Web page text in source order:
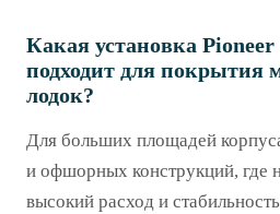
Какая установка
подходит для покрытия
лодок?
Для больших площадей
и офшорных конструкций, где
высокий расход и